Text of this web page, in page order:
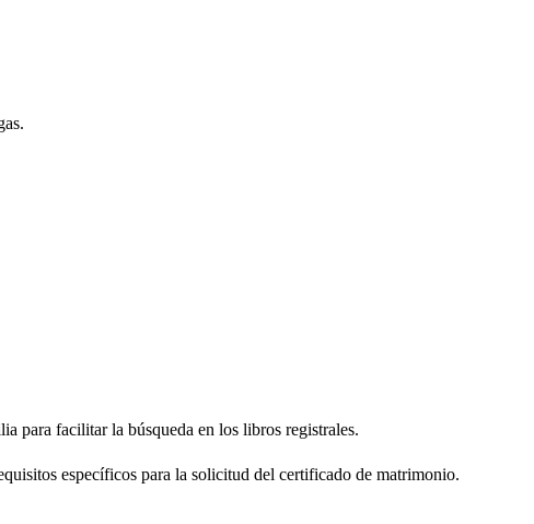
para facilitar la búsqueda en los libros registrales.
específicos para la solicitud del certificado de matrimonio.